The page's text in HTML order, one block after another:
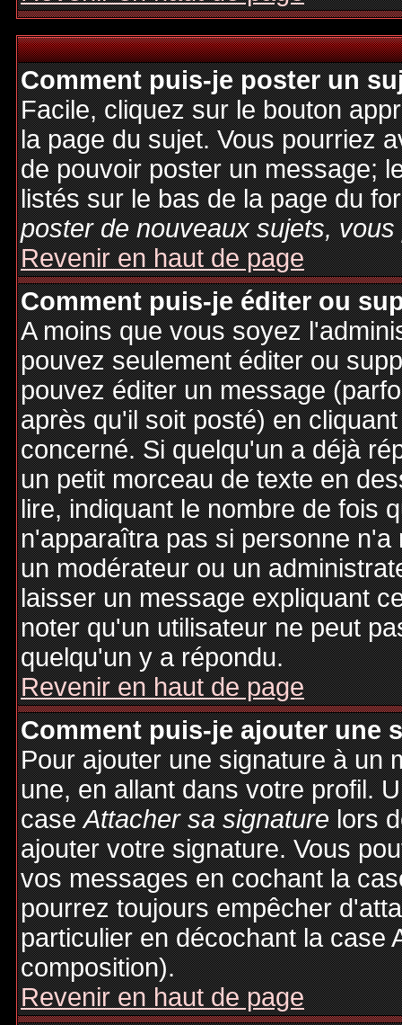
Comment puis-je poster un
Facile, cliquez sur le bouton
la page du sujet. Vous pourriez
de pouvoir poster un message;
listés sur le bas de la page du
poster de nouveaux sujets,
Revenir en haut de page
Comment puis-je éditer ou
A moins que vous soyez
pouvez seulement éditer ou
pouvez éditer un message
après qu'il soit posté) en
concerné. Si quelqu'un a déjà
un petit morceau de texte en
lire, indiquant le nombre de fois
n'apparaîtra pas si personne
un modérateur ou un
laisser un message expliquant
noter qu'un utilisateur ne peut
quelqu'un y a répondu.
Revenir en haut de page
Comment puis-je ajouter une
Pour ajouter une signature à un
une, en allant dans votre profil.
caseAttacher sa signaturelors
ajouter votre signature. Vous
vos messages en cochant la
pourrez toujours empêcher
particulier en décochant la case
composition).
Revenir en haut de page